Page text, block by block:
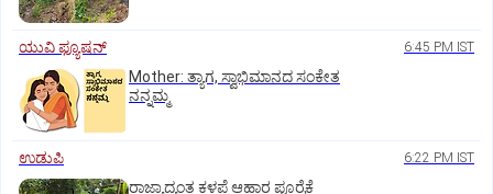
ಯುವಿ ಫ್ಯೂಷನ್ 6:45 PM IST
Mother: ತ್ಯಾಗ, ಸ್ವಾಭಿಮಾನದ ಸಂಕೇತ
ನನ್ನಮ್ಮ
ಉಡುಪಿ 6:22 PM IST
ರಾಜ್ಯಾದ್ಯಂತ ಕಳಪೆ ಆಹಾರ ಪೂರೈಕೆ